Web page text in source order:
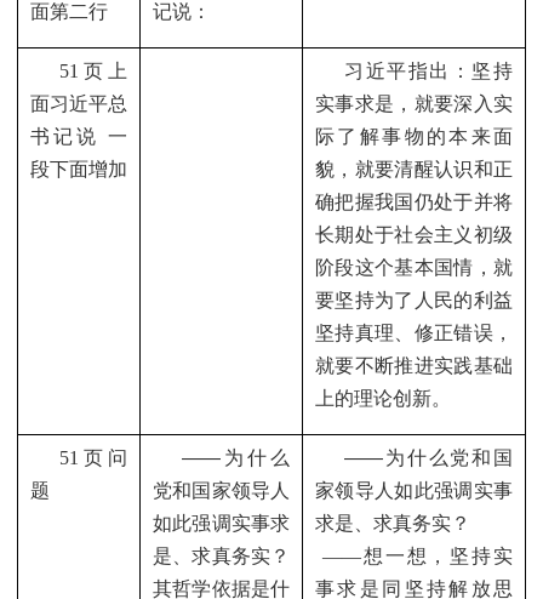
面第二行
记说：
51 页上
面习近平总
书记说 一
段下面增加
习近平指出：坚持
实事求是，就要深入实
际了解事物的本来面
貌，就要清醒认识和正
确把握我国仍处于并将
长期处于社会主义初级
阶段这个基本国情，就
要坚持为了人民的利益
坚持真理、修正错误，
就要不断推进实践基础
上的理论创新。
51 页问
题
—— 为什么
党和国家领导人
如此强调实事求
是、求真务实？
其哲学依据是什
——为什么党和国
家领导人如此强调实事
求是、求真务实？
——想一想，坚持实
事求是同坚持解放思